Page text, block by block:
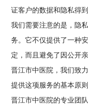
证客户的数据和隐私得
我们需要注意的是，隐
务。它不仅提供了一种
定，而且避免了因公开
晋江市中医院，我们致
提供这项服务的基本原则
晋江市中医院的专业团